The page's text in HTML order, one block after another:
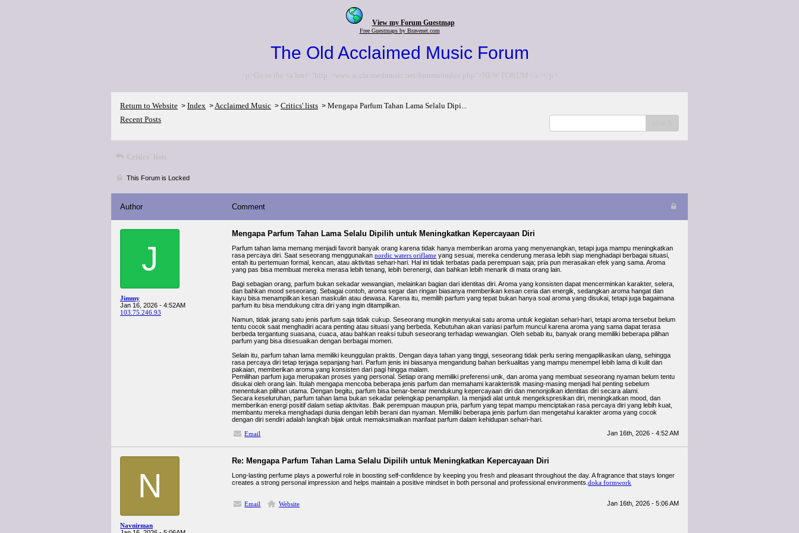
View my Forum Guestmap
Free Guestmaps by Bravenet.com
The Old Acclaimed Music Forum
<p>Go to the <a href="http://www.acclaimedmusic.net/forums/index.php">NEW FORUM</a></p>
Return to Website > Index >Acclaimed Music > Critics' lists > Mengapa Parfum Tahan Lama Selalu Dipi...
Recent Posts
Critics' lists
This Forum is Locked
Author Comment
J
Jimmy
Jan 16, 2026 - 4:52AM
103.75.246.93
Mengapa Parfum Tahan Lama Selalu Dipilih untuk Meningkatkan Kepercayaan Diri
Parfum tahan lama memang menjadi favorit banyak orang karena tidak hanya memberikan aroma yang menyenangkan, tetapi juga mampu meningkatkan
rasa percaya diri. Saat seseorang menggunakan nordic waters oriflame yang sesuai, mereka cenderung merasa lebih siap menghadapi berbagai situasi,
entah itu pertemuan formal, kencan, atau aktivitas sehari-hari. Hal ini tidak terbatas pada perempuan saja; pria pun merasakan efek yang sama. Aroma
yang pas bisa membuat mereka merasa lebih tenang, lebih berenergi, dan bahkan lebih menarik di mata orang lain.
Bagi sebagian orang, parfum bukan sekadar wewangian, melainkan bagian dari identitas diri. Aroma yang konsisten dapat mencerminkan karakter, selera,
dan bahkan mood seseorang. Sebagai contoh, aroma segar dan ringan biasanya memberikan kesan ceria dan energik, sedangkan aroma hangat dan
kayu bisa menampilkan kesan maskulin atau dewasa. Karena itu, memilih parfum yang tepat bukan hanya soal aroma yang disukai, tetapi juga bagaimana
parfum itu bisa mendukung citra diri yang ingin ditampilkan.
Namun, tidak jarang satu jenis parfum saja tidak cukup. Seseorang mungkin menyukai satu aroma untuk kegiatan sehari-hari, tetapi aroma tersebut belum
tentu cocok saat menghadiri acara penting atau situasi yang berbeda. Kebutuhan akan variasi parfum muncul karena aroma yang sama dapat terasa
berbeda tergantung suasana, cuaca, atau bahkan reaksi tubuh seseorang terhadap wewangian. Oleh sebab itu, banyak orang memiliki beberapa pilihan
parfum yang bisa disesuaikan dengan berbagai momen.
Selain itu, parfum tahan lama memiliki keunggulan praktis. Dengan daya tahan yang tinggi, seseorang tidak perlu sering mengaplikasikan ulang, sehingga
rasa percaya diri tetap terjaga sepanjang hari. Parfum jenis ini biasanya mengandung bahan berkualitas yang mampu menempel lebih lama di kulit dan
pakaian, memberikan aroma yang konsisten dari pagi hingga malam.
Pemilihan parfum juga merupakan proses yang personal. Setiap orang memiliki preferensi unik, dan aroma yang membuat seseorang nyaman belum tentu
disukai oleh orang lain. Itulah mengapa mencoba beberapa jenis parfum dan memahami karakteristik masing-masing menjadi hal penting sebelum
menentukan pilihan utama. Dengan begitu, parfum bisa benar-benar mendukung kepercayaan diri dan menonjolkan identitas diri secara alami.
Secara keseluruhan, parfum tahan lama bukan sekadar pelengkap penampilan. Ia menjadi alat untuk mengekspresikan diri, meningkatkan mood, dan
memberikan energi positif dalam setiap aktivitas. Baik perempuan maupun pria, parfum yang tepat mampu menciptakan rasa percaya diri yang lebih kuat,
membantu mereka menghadapi dunia dengan lebih berani dan nyaman. Memiliki beberapa jenis parfum dan mengetahui karakter aroma yang cocok
dengan diri sendiri adalah langkah bijak untuk memaksimalkan manfaat parfum dalam kehidupan sehari-hari.
Email
Jan 16th, 2026 - 4:52 AM
N
Navnirman
Re: Mengapa Parfum Tahan Lama Selalu Dipilih untuk Meningkatkan Kepercayaan Diri
Long-lasting perfume plays a powerful role in boosting self-confidence by keeping you fresh and pleasant throughout the day. A fragrance that stays longer
creates a strong personal impression and helps maintain a positive mindset in both personal and professional environments. doka formwork
Email Website Jan 16th, 2026 - 5:06 AM